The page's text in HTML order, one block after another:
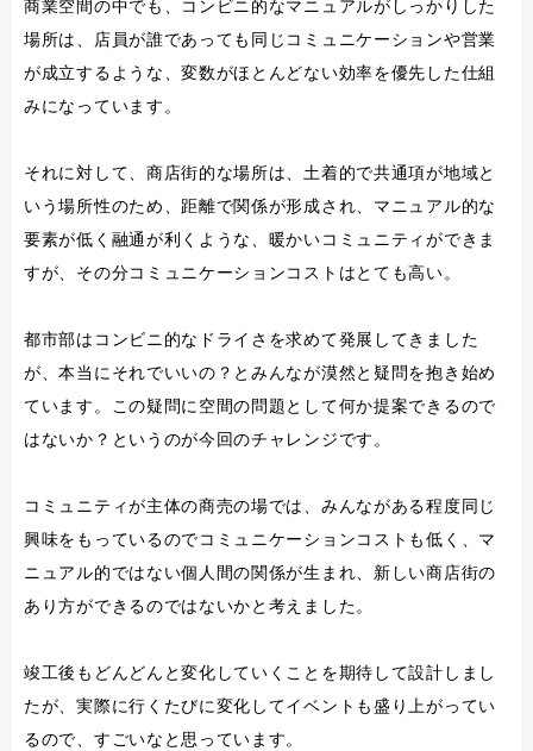
商業空間の中でも、コンビニ的なマニュアルがしっかりした
場所は、店員が誰であっても同じコミュニケーションや営業
が成立するような、変数がほとんどない効率を優先した仕組
みになっています。
それに対して、商店街的な場所は、土着的で共通項が地域と
いう場所性のため、距離で関係が形成され、マニュアル的な
要素が低く融通が利くような、暖かいコミュニティができま
すが、その分コミュニケーションコストはとても高い。
都市部はコンビニ的なドライさを求めて発展してきました
が、本当にそれでいいの？とみんなが漠然と疑問を抱き始め
ています。この疑問に空間の問題として何か提案できるので
はないか？というのが今回のチャレンジです。
コミュニティが主体の商売の場では、みんながある程度同じ
興味をもっているのでコミュニケーションコストも低く、マ
ニュアル的ではない個人間の関係が生まれ、新しい商店街の
あり方ができるのではないかと考えました。
竣工後もどんどんと変化していくことを期待して設計しまし
たが、実際に行くたびに変化してイベントも盛り上がってい
るので、すごいなと思っています。